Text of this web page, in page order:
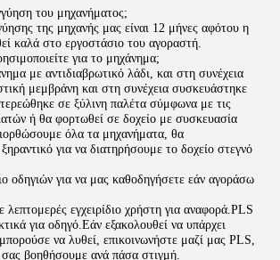
του μηχανήματος;
της μηχανής μας είναι 12 μήνες αφότου η
καλά στο εργοστάσιο του αγοραστή.
για το μηχάνημα;
με αντιδιαβρωτικό λάδι, και στη συνέχεια
μεμβράνη και στη συνέχεια συσκευάστηκε
σε ξύλινη παλέτα σύμφωνα με τις
ή θα φορτωθεί σε δοχείο με συσκευασία
όλα τα μηχανήματα, θα
για να διατηρήσουμε το δοχείο στεγνό
οδηγιών για να μας καθοδηγήσετε εάν αγοράσω
εγχειρίδιο χρήστη για αναφορά.PLS
για οδηγό.Εάν εξακολουθεί να υπάρχει
να λυθεί, επικοινωνήστε μαζί μας PLS,
σας βοηθήσουμε ανά πάσα στιγμή.